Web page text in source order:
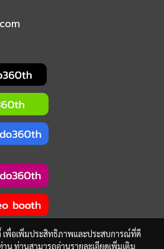
เพื่อเพิ่มประสิทธิภาพและประสบการณ์ที่ดี
าน ท่านสามารถอ่านรายละเอียดเพิ่มเติม